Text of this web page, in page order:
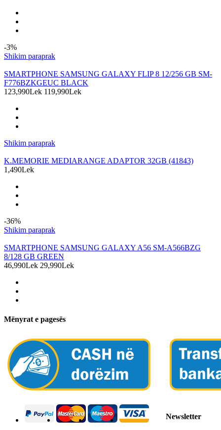
-3%
Shikim paraprak
SMARTPHONE SAMSUNG GALAXY FLIP 8 12/256 GB SM-
F776BZKGEUC BLACK
123,990Lek 119,990Lek
Shikim paraprak
K.MEMORIE MEDIARANGE ADAPTOR 32GB (41843)
1,490Lek
-36%
Shikim paraprak
SMARTPHONE SAMSUNG GALAXY A56 SM-A566BZG
8/128 GB GREEN
46,990Lek 29,990Lek
Mënyrat e pagesës
Newsletter